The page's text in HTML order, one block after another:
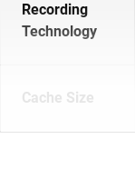
Recording
Technology
Cache Size